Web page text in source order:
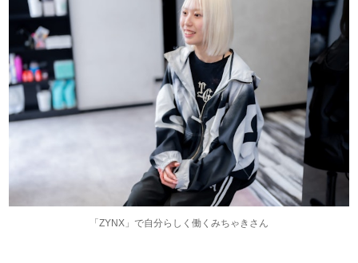
「ZYNX」で自分らしく働くみちゃきさん